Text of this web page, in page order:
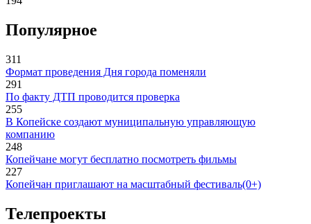
Популярное
311
Формат проведения Дня города поменяли
291
По факту ДТП проводится проверка
255
В Копейске создают муниципальную управляющую
компанию
248
Копейчане могут бесплатно посмотреть фильмы
227
Копейчан приглашают на масштабный фестиваль(0+)
Телепроекты